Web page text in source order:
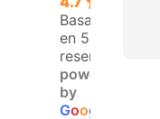
Basado
en 53
reseñas.
powered
by
Goog